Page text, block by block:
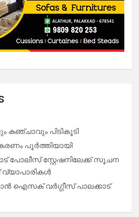
കഞ്ചാവും പിടികൂടി
പൂർത്തിയായി
പോലീസ് സ്റ്റേഷനിലേക്ക് സൂചന
ഐസക് വര്‍ഗ്ഗീസ് പാലക്കാട്